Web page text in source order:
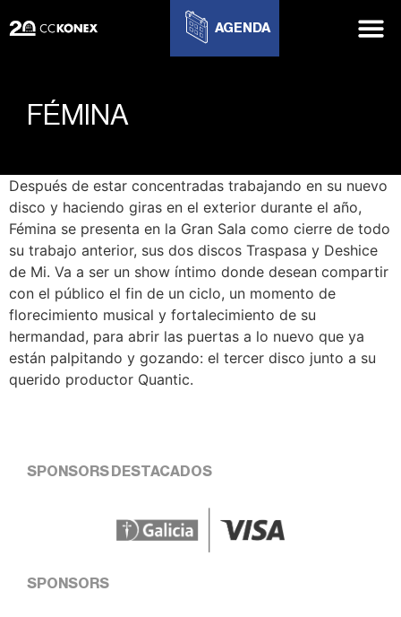
AGENDA
FÉMINA
Después de estar concentradas trabajando en su nuevo
disco y haciendo giras en el exterior durante el año,
Fémina se presenta en la Gran Sala como cierre de todo
su trabajo anterior, sus dos discos Traspasa y Deshice
de Mi. Va a ser un show íntimo donde desean compartir
con el público el fin de un ciclo, un momento de
florecimiento musical y fortalecimiento de su
hermandad, para abrir las puertas a lo nuevo que ya
están palpitando y gozando: el tercer disco junto a su
querido productor Quantic.
SPONSORS DESTACADOS
SPONSORS